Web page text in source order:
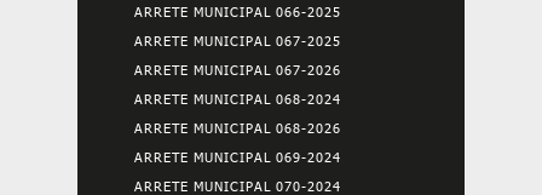
ARRETE MUNICIPAL 066-2025
ARRETE MUNICIPAL 067-2025
ARRETE MUNICIPAL 067-2026
ARRETE MUNICIPAL 068-2024
ARRETE MUNICIPAL 068-2026
ARRETE MUNICIPAL 069-2024
ARRETE MUNICIPAL 070-2024